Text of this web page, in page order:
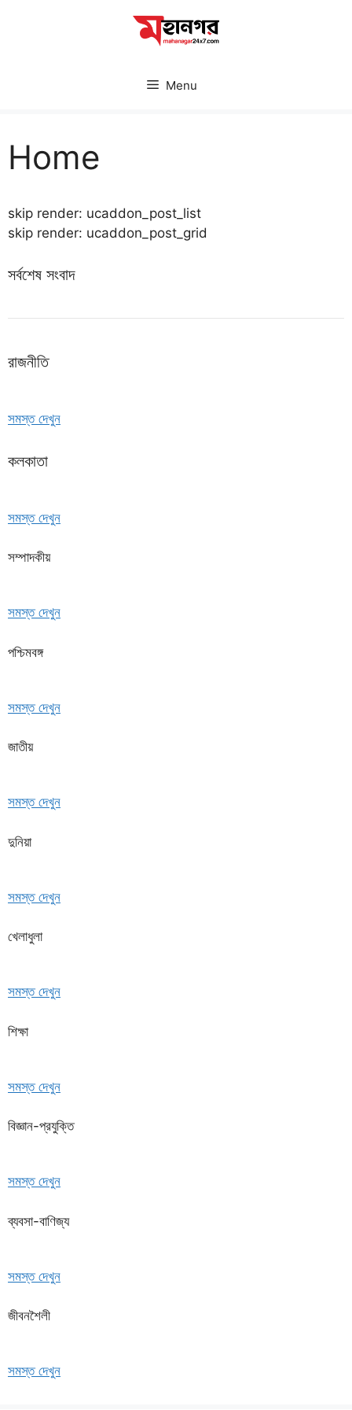
Menu
Home
skip render: ucaddon_post_list
skip render: ucaddon_post_grid
সর্বশেষ সংবাদ
রাজনীতি
সমস্ত দেখুন
কলকাতা
সমস্ত দেখুন
সম্পাদকীয়
সমস্ত দেখুন
পশ্চিমবঙ্গ
সমস্ত দেখুন
জাতীয়
সমস্ত দেখুন
দুনিয়া
সমস্ত দেখুন
খেলাধুলা
সমস্ত দেখুন
শিক্ষা
সমস্ত দেখুন
বিজ্ঞান-প্রযুক্তি
সমস্ত দেখুন
ব্যবসা-বাণিজ্য
সমস্ত দেখুন
জীবনশৈলী
সমস্ত দেখুন